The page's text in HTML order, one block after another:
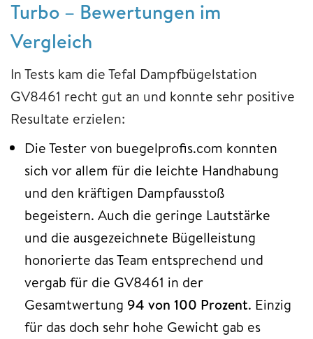
Turbo – Bewertungen im
Vergleich
In Tests kam die Tefal Dampfbügelstation
GV8461 recht gut an und konnte sehr positive
Resultate erzielen:
Die Tester von buegelprofis.com konnten
sich vor allem für die leichte Handhabung
und den kräftigen Dampfausstoß
begeistern. Auch die geringe Lautstärke
und die ausgezeichnete Bügelleistung
honorierte das Team entsprechend und
vergab für die GV8461 in der
Gesamtwertung 94 von 100 Prozent. Einzig
für das doch sehr hohe Gewicht gab es